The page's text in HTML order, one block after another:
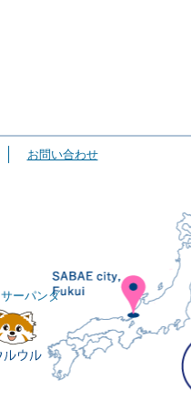
お問い合わせ
ーパンダ